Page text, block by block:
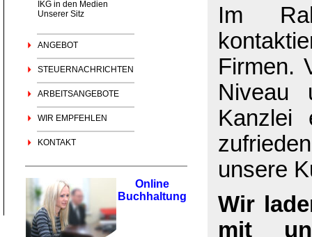
IKG in den Medien
Unserer Sitz
ANGEBOT
STEUERNACHRICHTEN
ARBEITSANGEBOTE
WIR EMPFEHLEN
KONTAKT
Online
Buchhaltung
Im
Firmen.
Niveau
Kanzlei
unsere
Wir
mit